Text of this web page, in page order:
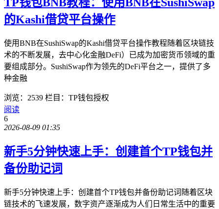
TP钱包BNB教程：使用BNB在SushiSwap
的Kashi借贷平台操作
使用BNB在SushiSwap的Kashi借贷平台操作教程随着区块链技
术的不断发展，去中心化金融DeFi）已成为加密货币领域的重
要组成部分。SushiSwap作为领先的DeFi平台之一，提供了多
种金融
浏览：2539 栏目：TP钱包授权
阅读
6
2026-08-09 01:35
新手5分钟快速上手：创建首个TP钱包并
备份助记词
新手5分钟快速上手：创建首个TP钱包并备份助记词随着区块
链技术的飞速发展，数字资产逐渐成为人们日常生活中的重要